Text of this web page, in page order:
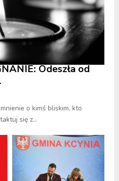
Odeszła od
o kimś bliskim, kto
się z...